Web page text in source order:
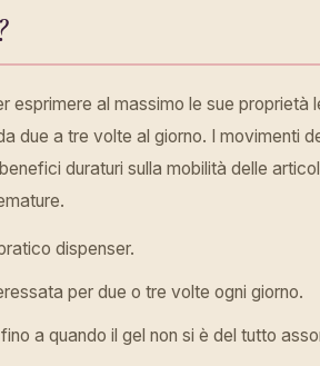
al massimo le sue
due a tre volte al giorno. I movimenti
duraturi sulla mobilità delle
dispenser.
per due o tre volte ogni giorno.
a quando il gel non si è del tutto